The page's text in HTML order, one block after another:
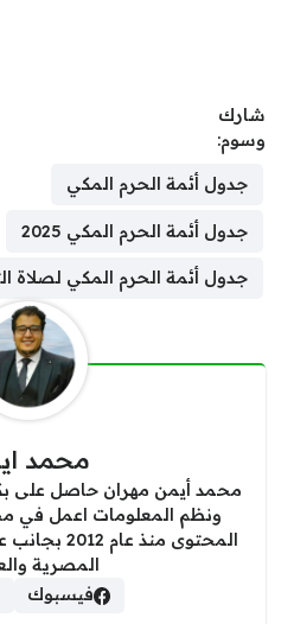
شارك
وسوم:
جدول أئمة الحرم المكي
جدول أئمة الحرم المكي 2025
جدول أئمة الحرم المكي لصلاة
محمد
محمد أيمن مهران حاصل على
ونظم المعلومات اعمل في
المحتوى
المصرية
فيسبوك